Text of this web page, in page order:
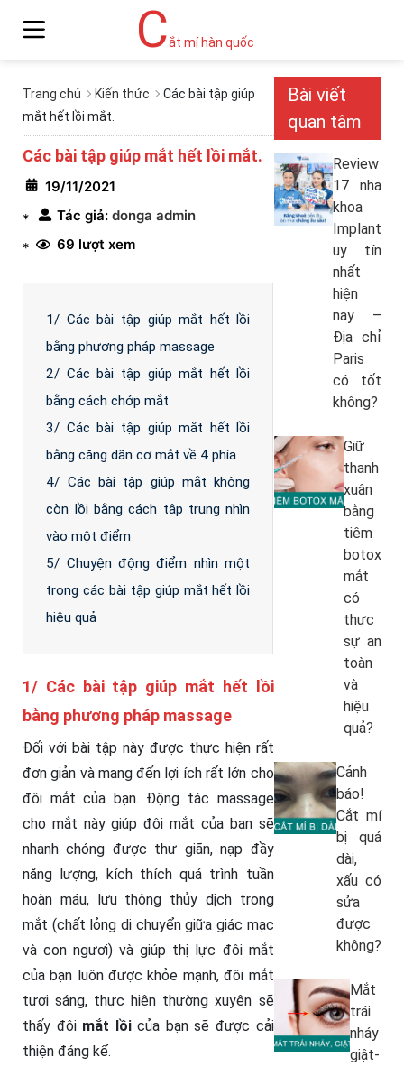
Cắt mí hàn quốc
Trang chủ Kiến thức
Các bài tập giúp
mắt hết lồi mắt.
Các bài tập giúp mắt hết lồi mắt.
19/11/2021
*
Tác giả: donga admin
*
69 lượt xem
1/ Các bài tập giúp mắt hết lồi
bằng phương pháp massage
2/ Các bài tập giúp mắt hết lồi
bằng cách chớp mắt
3/ Các bài tập giúp mắt hết lồi
bằng căng dãn cơ mắt về 4 phía
4/ Các bài tập giúp mắt không
còn lồi bằng cách tập trung nhìn
vào một điểm
5/ Chuyện động điểm nhìn một
trong các bài tập giúp mắt hết lồi
hiệu quả
1/ Các bài tập giúp mắt hết lồi
bằng phương pháp massage
Đối với bài tập này được thực hiện rất
đơn giản và mang đến lợi ích rất lớn cho
đôi mắt của bạn. Động tác massage
cho mắt này giúp đôi mắt của bạn sẽ
nhanh chóng được thư giãn, nạp đầy
năng lượng, kích thích quá trình tuần
hoàn máu, lưu thông thủy dịch trong
mắt (chất lỏng di chuyển giữa giác mạc
và con ngươi) và giúp thị lực đôi mắt
của bạn luôn được khỏe mạnh, đôi mắt
tươi sáng, thực hiện thường xuyên sẽ
thấy đôi mắt lồicủa bạn sẽ được cải
thiện đáng kể.
Bài viết
quan tâm
Review
17 nha
khoa
Implant
uy tín
nhất
hiện
nay –
Địa chỉ
Paris
có tốt
không?
Giữ
thanh
xuân
bằng
tiêm
botox
mắt
có
thực
sự an
toàn
và
hiệu
quả?
Cảnh
báo!
Cắt mí
bị quá
dài,
xấu có
sửa
được
không?
Mắt
trái
nháy
giật-